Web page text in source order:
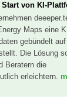
von KI-
Maps eine
gebündelt
Die Lösung
Beratern die
erleichtern.